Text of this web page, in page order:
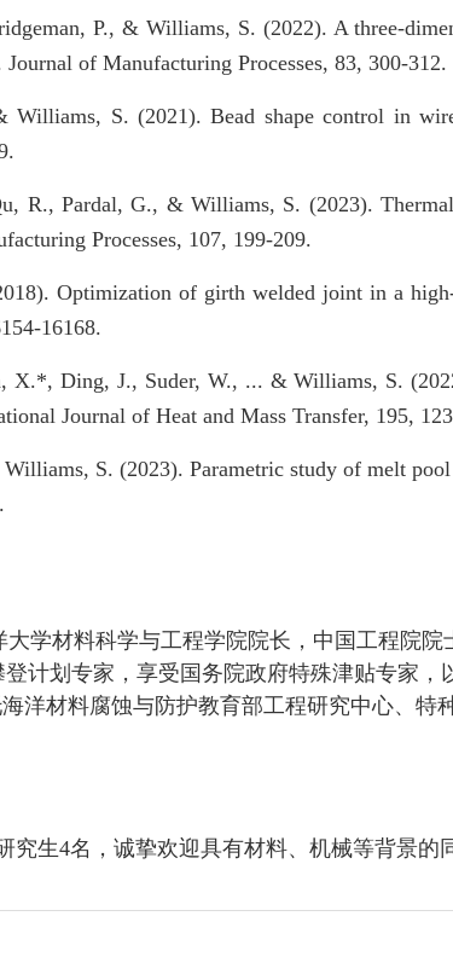
P., & Williams, S. (2022). A three-
of Manufacturing Processes, 83, 300-312.
S. (2021). Bead shape control in
R., Pardal, G., & Williams, S. (2023).
Processes, 107, 199-209.
Optimization of girth welded joint in a high-
16168.
X.*, Ding, J., Suder, W., ... & Williams, S.
Journal of Heat and Mass Transfer, 195,
S. (2023). Parametric study of melt
学材料科学与工程学院院长，中国工程院
计划专家，享受国务院政府特殊津贴专家
洋材料腐蚀与防护教育部工程研究中心、特
究生4名，诚挚欢迎具有材料、机械等背景的